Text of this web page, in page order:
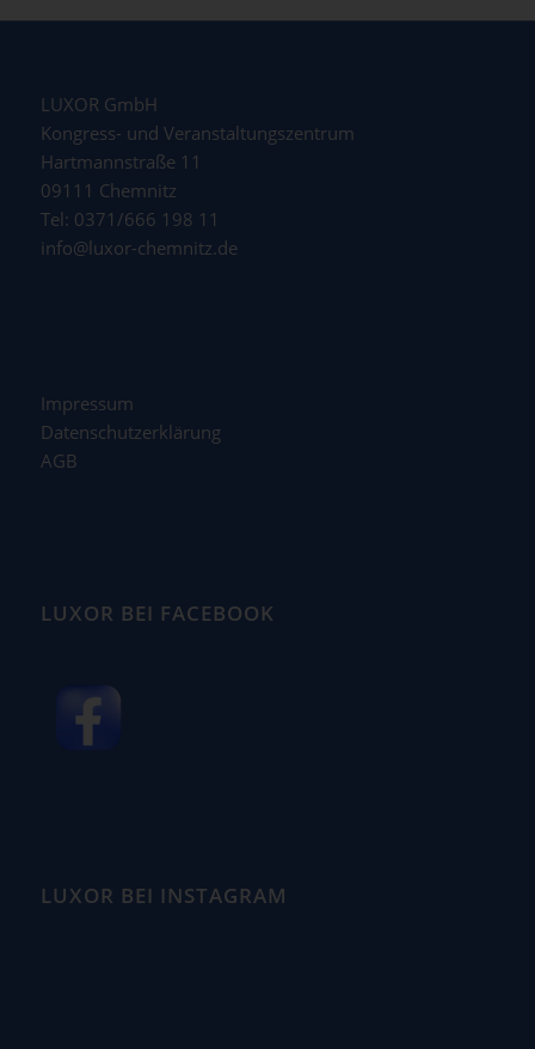
LUXOR GmbH
Kongress- und Veranstaltungszentrum
Hartmannstraße 11
09111 Chemnitz
Tel: 0371/666 198 11
info@luxor-chemnitz.de
Impressum
Datenschutzerklärung
AGB
LUXOR BEI FACEBOOK
LUXOR BEI INSTAGRAM